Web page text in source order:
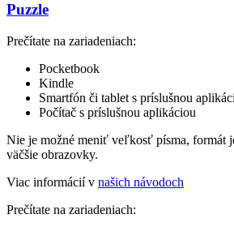
Puzzle
Prečítate na zariadeniach:
Pocketbook
Kindle
Smartfón či tablet s príslušnou
Počítač s príslušnou aplikáciou
Nie je možné meniť veľkosť písma, formát
väčšie obrazovky.
Viac informácií v našich návodoch
Prečítate na zariadeniach: